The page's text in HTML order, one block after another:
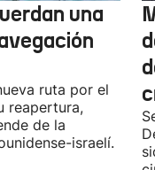
una
ruta por el
reapertura,
de la
israelí.